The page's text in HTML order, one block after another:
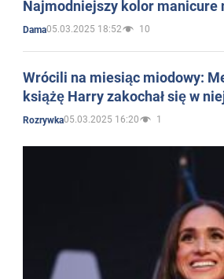
Najmodniejszy kolor manicure
Dama05.03.2025 18:52 10
Wrócili na miesiąc miodowy:
książę Harry zakochał się w
Rozrywka05.03.2025 16:20 1